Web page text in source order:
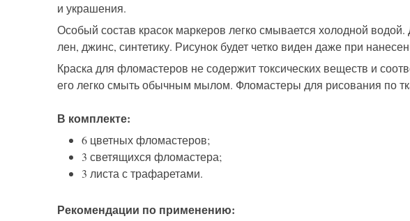
и украшения.
Особый состав красок маркеров легко смывается холодной водой.
лен, джинс, синтетику. Рисунок будет четко виден даже при
Краска для фломастеров не содержит токсических веществ и
его легко смыть обычным мылом. Фломастеры для рисования по
В комплекте:
6 цветных фломастеров;
3 светящихся фломастера;
3 листа с трафаретами.
Рекомендации по применению: